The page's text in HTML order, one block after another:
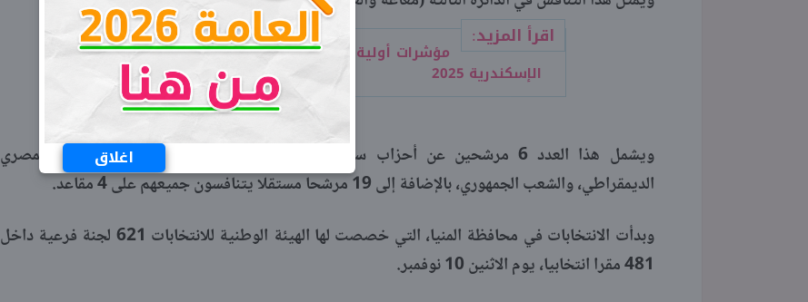
اغلاق
اقرأ المزيد:
مؤشرات أولية لنتيجة انتخابات مجلس الشعب في
الإسكندرية 2025
ويشمل هذا العدد 6 مرشحين عن أحزاب سياسية هي مستقبل وطن، والمؤتمر، والوفد، والمصري
الديمقراطي، والشعب الجمهوري، بالإضافة إلى 19 مرشحا مستقلا يتنافسون جميعهم على 4 مقاعد.
وبدأت الانتخابات في محافظة المنيا، التي خصصت لها الهيئة الوطنية للانتخابات 621 لجنة فرعية داخل
481 مقرا انتخابيا، يوم الاثنين 10 نوفمبر.